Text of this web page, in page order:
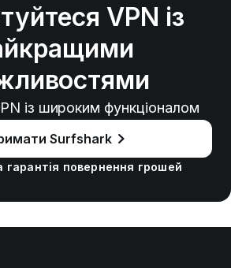
VPN із
із широким функціоналом
Surfshark
повернення грошей